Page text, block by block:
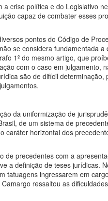
crise política e do Legislativo
capaz de combater esses
pontos do Código de
se considera fundamentada a
1º do mesmo artigo, que
com o caso em julgamento,
são de difícil determinação,
da uniformização de
de um sistema de
caráter horizontal dos
de precedentes com a
a definição de teses jurídicas.
tatuagens ingressarem em
ressaltou as